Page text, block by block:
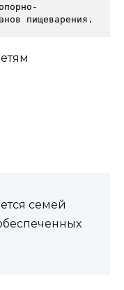
пищеварения.
семей